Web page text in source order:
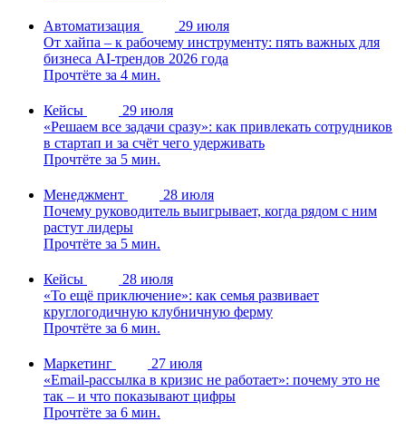
Автоматизация
29 июля
От хайпа – к рабочему инструменту: пять важных для
бизнеса AI-трендов 2026 года
Прочтёте за 4 мин.
Кейсы
29 июля
«Решаем все задачи сразу»: как привлекать сотрудников
в стартап и за счёт чего удерживать
Прочтёте за 5 мин.
Менеджмент
28 июля
Почему руководитель выигрывает, когда рядом с ним
растут лидеры
Прочтёте за 5 мин.
Кейсы
28 июля
«То ещё приключение»: как семья развивает
круглогодичную клубничную ферму
Прочтёте за 6 мин.
Маркетинг
27 июля
«Email-рассылка в кризис не работает»: почему это не
так – и что показывают цифры
Прочтёте за 6 мин.